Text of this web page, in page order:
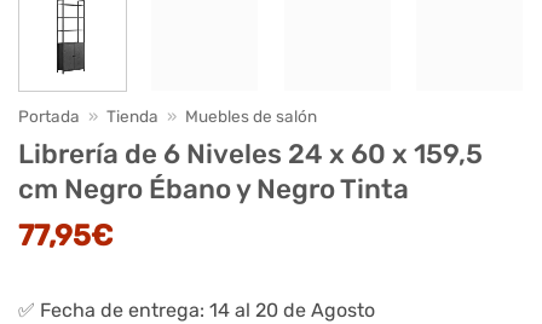
Portada » Tienda » Muebles de salón
Librería de 6 Niveles 24 x 60 x 159,5
cm Negro Ébano y Negro Tinta
77,95€
✅ Fecha de entrega: 14 al 20 de Agosto